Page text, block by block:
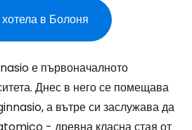
в Болоня
е първоначалното
Днес в него се помещава
а вътре си заслужава да